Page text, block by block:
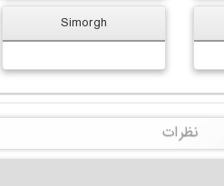
Simorgh
نظرات